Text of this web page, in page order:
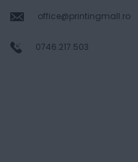
office@printingmall.ro
0746.217.503